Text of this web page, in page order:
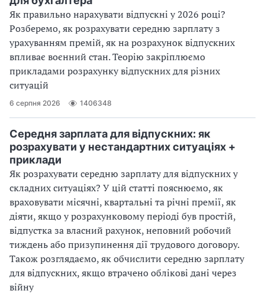
Як правильно нарахувати відпускні у 2026 році?
Розберемо, як розрахувати середню зарплату з
урахуванням премій, як на розрахунок відпускних
впливає воєнний стан. Теорію закріплюємо
прикладами розрахунку відпускних для різних
ситуацій
6 серпня 2026 1406348
Середня зарплата для відпускних: як
розрахувати у нестандартних ситуаціях +
приклади
Як розрахувати середню зарплату для відпускних у
складних ситуаціях? У цій статті пояснюємо, як
враховувати місячні, квартальні та річні премії, як
діяти, якщо у розрахунковому періоді був простій,
відпустка за власний рахунок, неповний робочий
тиждень або призупинення дії трудового договору.
Також розглядаємо, як обчислити середню зарплату
для відпускних, якщо втрачено облікові дані через
війну